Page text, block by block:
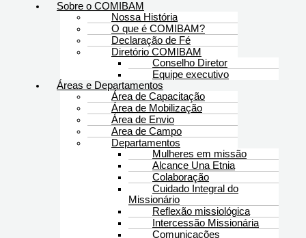
Sobre o COMIBAM
Nossa História
O que é COMIBAM?
Declaração de Fé
Diretório COMIBAM
Conselho Diretor
Equipe executivo
Áreas e Departamentos
Área de Capacitação
Área de Mobilização
Área de Envio
Area de Campo
Departamentos
Mulheres em missão
Alcance Una Etnia
Colaboração
Cuidado Integral do
Missionário
Reflexão missiológica
Intercessão Missionária
Comunicações